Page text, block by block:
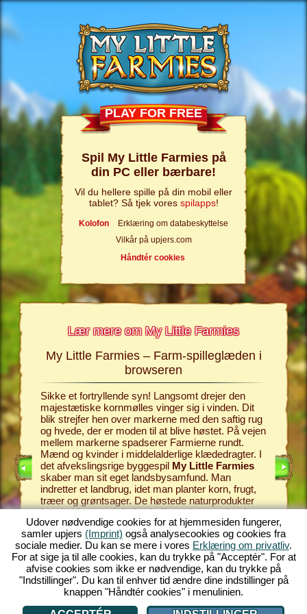
PLAY FOR FREE
Spil My Little Farmies på
din PC eller bærbare!
Vil du hellere spille på din mobil eller
tablet? Så tjek vores spilapps!
Kolofon
Erklæring om databeskyttelse
Vilkår på upjers.com
Håndtér cookies
Lær mere om My Little Farmies
My Little Farmies – Farm-spilleglæden i
browseren
Sikke et fortryllende syn! Langsomt drejer den
majestætiske kornmølles vinger sig i vinden. Dit
blik strejfer hen over markerne med den saftig rug
og hvede, der er moden til at blive høstet. På vejen
mellem markerne spadserer Farmierne rundt.
Mænd og kvinder i middelalderlige klædedragter. I
det afvekslingsrige byggespil My Little Farmies
skaber man sit eget landsbysamfund. Man
indretter et landbrug, idet man planter korn, frugt,
træer og grøntsager. De høstede naturprodukter
forarbejder man i de forskellige erhverv – lige fra
kornmøllen og saftpressen til mejeriet. My Little
Farmies tilbyder én ren farm-spilleglæde med sine
talrige muligheder og funktioner! Oplev farm-
spillets fascinerende verden og spil gratis med nu!
I det
skaber
opfører
og et
køer,
sælge.
som et
hvilke
Dalere,
hvilke
i
gårdejer
til en
den
nu!
Udover nødvendige cookies for at hjemmesiden fungerer,
samler upjers (Imprint) også analysecookies og cookies fra
sociale medier. Du kan se mere i vores Erklæring om privatliv.
For at sige ja til alle cookies, kan du trykke på "Acceptér". For at
afvise cookies som ikke er nødvendige, kan du trykke på
"Indstillinger". Du kan til enhver tid ændre dine indstillinger på
knappen "Håndtér cookies" i menulinien.